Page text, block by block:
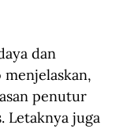
dan
penutur
Letaknya juga